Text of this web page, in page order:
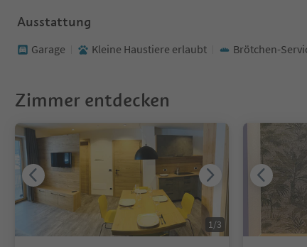
Ausstattung
Garage Kleine Haustiere erlaubt Brötchen-
Zimmer entdecken
1/3